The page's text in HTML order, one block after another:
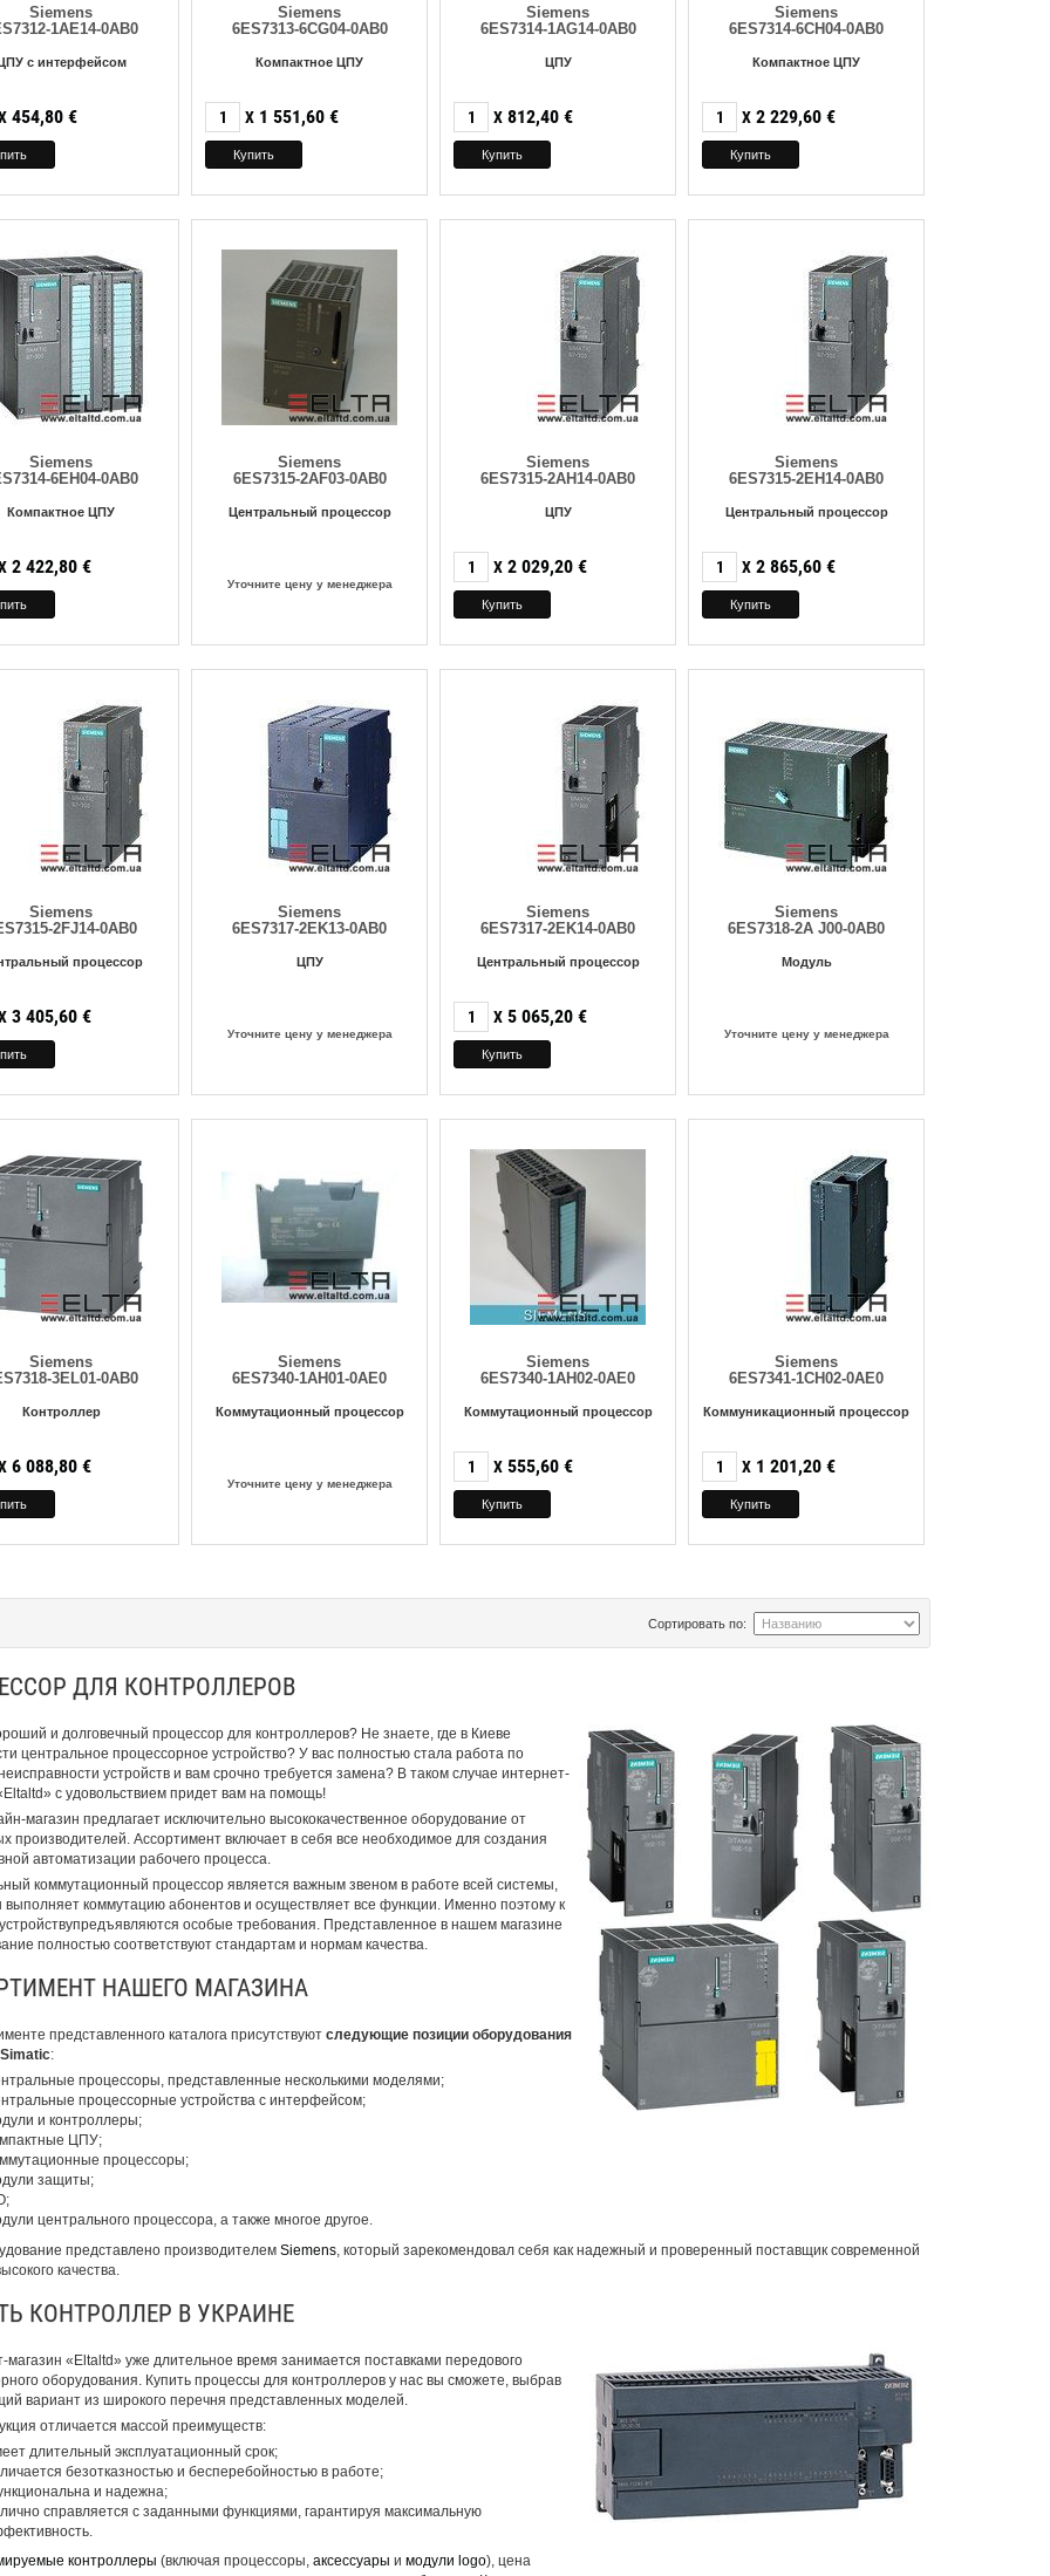
Siemens
1AE14-0AB0
с интерфейсом
454,80 €
Siemens
6ES7313-6CG04-0AB0
Компактное ЦПУ
X 1 551,60 €
Siemens
6ES7314-1AG14-0AB0
ЦПУ
X 812,40 €
Siemens
6ES7314-6CH04-0AB0
Компактное ЦПУ
X 2 229,60 €
Siemens
6EH04-0AB0
Компактное ЦПУ
2 422,80 €
Siemens
6ES7315-2AF03-0AB0
Центральный процессор
Уточните цену у менеджера
Siemens
6ES7315-2AH14-0AB0
ЦПУ
X 2 029,20 €
Siemens
6ES7315-2EH14-0AB0
Центральный процессор
X 2 865,60 €
Siemens
2FJ14-0AB0
процессор
3 405,60 €
Siemens
6ES7317-2EK13-0AB0
ЦПУ
Уточните цену у менеджера
Siemens
6ES7317-2EK14-0AB0
Центральный процессор
X 5 065,20 €
Siemens
6ES7318-2A J00-0AB0
Модуль
Уточните цену у менеджера
Siemens
3EL01-0AB0
Контроллер
6 088,80 €
Siemens
6ES7340-1AH01-0AE0
Коммутационный процессор
Уточните цену у менеджера
Siemens
6ES7340-1AH02-0AE0
Коммутационный процессор
X 555,60 €
Siemens
6ES7341-1CH02-0AE0
Коммуникационный процессор
X 1 201,20 €
Сортировать по:
ДЛЯ КОНТРОЛЛЕРОВ
и долговечный процессор для контроллеров? Не знаете, где в Киеве
центральное процессорное устройство? У вас полностью стала работа по
устройств и вам срочно требуется замена? В таком случае интернет-
с удовольствием придет вам на помощь!
магазин предлагает исключительно высококачественное оборудование от
производителей. Ассортимент включает в себя все необходимое для создания
автоматизации рабочего процесса.
коммутационный процессор является важным звеном в работе всей системы,
выполняет коммутацию абонентов и осуществляет все функции. Именно поэтому к
особые требования. Представленное в нашем магазине
полностью соответствуют стандартам и нормам качества.
НАШЕГО МАГАЗИНА
представленного каталога присутствуют следующие позиции оборудования
:
процессоры, представленные несколькими моделями;
процессорные устройства с интерфейсом;
и контроллеры;
ЦПУ;
процессоры;
защиты;
центрального процессора, а также многое другое.
представлено производителем Siemens, который зарекомендовал себя как надежный и проверенный поставщик современной
качества.
КОНТРОЛЛЕР В УКРАИНЕ
магазин «Eltaltd» уже длительное время занимается поставками передового
оборудования. Купить процессы для контроллеров у нас вы сможете, выбрав
вариант из широкого перечня представленных моделей.
отличается массой преимуществ:
длительный эксплуатационный срок;
безотказностью и бесперебойностью в работе;
и надежна;
справляется с заданными функциями, гарантируя максимальную
контроллеры (включая процессоры, аксессуары и модули logo), цена